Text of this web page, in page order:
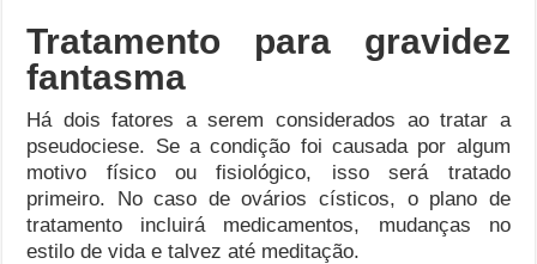
Tratamento para gravidez
fantasma
Há dois fatores a serem considerados ao tratar a
pseudociese. Se a condição foi causada por algum
motivo físico ou fisiológico, isso será tratado
primeiro. No caso de ovários císticos, o plano de
tratamento incluirá medicamentos, mudanças no
estilo de vida e talvez até meditação.